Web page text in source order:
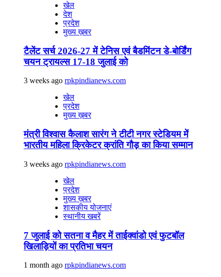
खेल
देश
प्रदेश
मुख्य ख़बर
टैलेंट सर्च 2026-27 में टेनिस एवं बैडमिंटन डे-बोर्डिंग
चयन ट्रायल्स 17-18 जुलाई को
3 weeks ago rpkpindianews.com
खेल
प्रदेश
मुख्य ख़बर
मंत्री विश्वास कैलाश सारंग ने टीटी नगर स्टेडियम में
भारतीय महिला क्रिकेटर क्रांति गौड़ का किया सम्मान
3 weeks ago rpkpindianews.com
खेल
प्रदेश
मुख्य ख़बर
शासकीय योजनाएं
स्थानीय खबरें
7 जुलाई को सतना व मैहर में ताईक्वांडो एवं फुटबॉल
खिलाड़ियों का प्रतिभा चयन
1 month ago rpkpindianews.com